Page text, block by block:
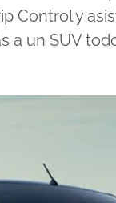
Control y
a un SUV